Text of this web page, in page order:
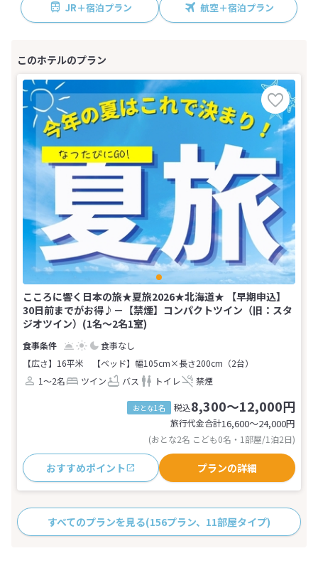
JR＋宿泊プラン 航空＋宿泊プラン
こころに響く日本の旅★夏旅2026★北海道★ 【早期申込】
30日前までがお得♪－【禁煙】コンパクトツイン（旧：スタ
ジオツイン）(1名～2名1室)
食事なし
【広さ】16平米
【ベッド】幅105cm×長さ200cm（2台）
1～2名
ツイン バス トイレ 禁煙
おとな1名 税込8,300～12,000円
旅行代金合計16,600〜24,000円
(おとな2名 こども0名・1部屋/1泊2日)
おすすめポイント プランの詳細
すべてのプランを見る(156プラン、11部屋タイプ)